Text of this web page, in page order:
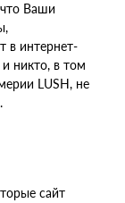
Ваши
в интернет-
никто, в том
LUSH, не
сайт